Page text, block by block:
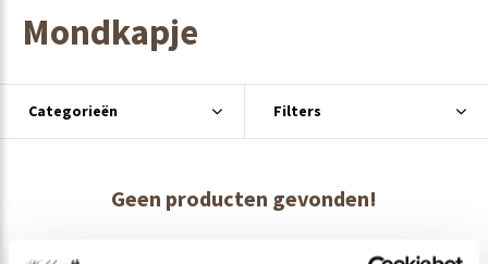
Mondkapje
Categorieën Filters
Geen producten gevonden!